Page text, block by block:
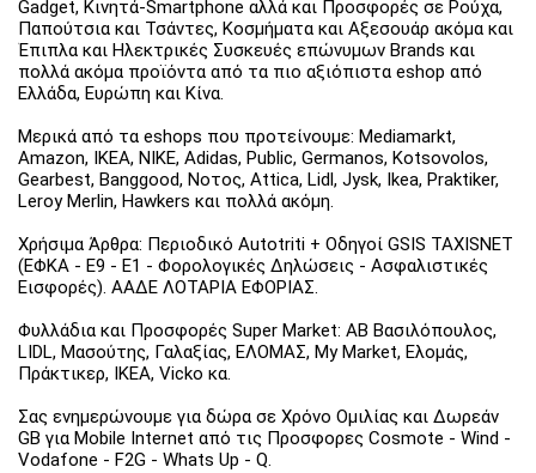
Gadget, Κινητά-Smartphone αλλά και Προσφορές σε Ρούχα,
Παπούτσια και Τσάντες, Κοσμήματα και Αξεσουάρ ακόμα και
Έπιπλα και Ηλεκτρικές Συσκευές επώνυμων Brands και
πολλά ακόμα προϊόντα από τα πιο αξιόπιστα eshop από
Ελλάδα, Ευρώπη και Κίνα.
Μερικά από τα eshops που προτείνουμε: Mediamarkt,
Amazon, IKEA, NIKE, Adidas, Public, Germanos, Kotsovolos,
Gearbest, Banggood, Νοτος, Attica, Lidl, Jysk, Ikea, Praktiker,
Leroy Merlin, Hawkers και πολλά ακόμη.
Χρήσιμα Άρθρα: Περιοδικό Autotriti + Οδηγοί GSIS TAXISNET
(ΕΦΚΑ - Ε9 - Ε1 - Φορολογικές Δηλώσεις - Ασφαλιστικές
Εισφορές). ΑΑΔΕ ΛΟΤΑΡΙΑ ΕΦΟΡΙΑΣ.
Φυλλάδια και Προσφορές Super Market: ΑΒ Βασιλόπουλος,
LIDL, Μασούτης, Γαλαξίας, ΕΛΟΜΑΣ, My Market, Ελομάς,
Πράκτικερ, ΙΚΕΑ, Vicko κα.
Σας ενημερώνουμε για δώρα σε Χρόνο Ομιλίας και Δωρεάν
GB για Mobile Internet από τις Προσφορες Cosmote - Wind -
Vodafone - F2G - Whats Up - Q.